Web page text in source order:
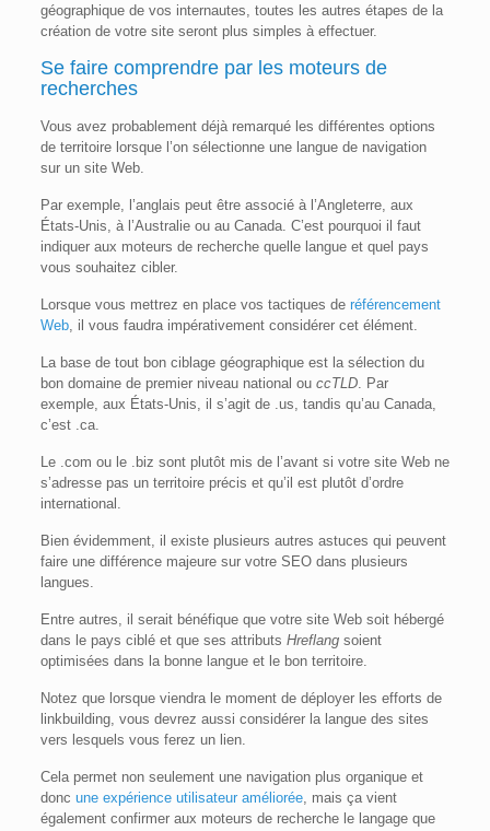
géographique de vos internautes, toutes les autres étapes de la
création de votre site seront plus simples à effectuer.
Se faire comprendre par les moteurs de
recherches
Vous avez probablement déjà remarqué les différentes options
de territoire lorsque l’on sélectionne une langue de navigation
sur un site Web.
Par exemple, l’anglais peut être associé à l’Angleterre, aux
États-Unis, à l’Australie ou au Canada. C’est pourquoi il faut
indiquer aux moteurs de recherche quelle langue et quel pays
vous souhaitez cibler.
Lorsque vous mettrez en place vos tactiques de référencement
Web, il vous faudra impérativement considérer cet élément.
La base de tout bon ciblage géographique est la sélection du
bon domaine de premier niveau national ou ccTLD. Par
exemple, aux États-Unis, il s’agit de .us, tandis qu’au Canada,
c’est .ca.
Le .com ou le .biz sont plutôt mis de l’avant si votre site Web ne
s’adresse pas un territoire précis et qu’il est plutôt d’ordre
international.
Bien évidemment, il existe plusieurs autres astuces qui peuvent
faire une différence majeure sur votre SEO dans plusieurs
langues.
Entre autres, il serait bénéfique que votre site Web soit hébergé
dans le pays ciblé et que ses attributs Hreflangsoient
optimisées dans la bonne langue et le bon territoire.
Notez que lorsque viendra le moment de déployer les efforts de
linkbuilding, vous devrez aussi considérer la langue des sites
vers lesquels vous ferez un lien.
Cela permet non seulement une navigation plus organique et
donc une expérience utilisateur améliorée, mais ça vient
également confirmer aux moteurs de recherche le langage que